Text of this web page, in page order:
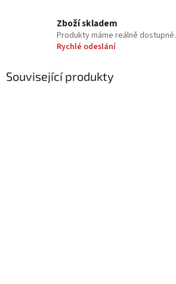
Zboží skladem
Produkty máme reálně dostupné.
Rychlé odeslání
Související produkty